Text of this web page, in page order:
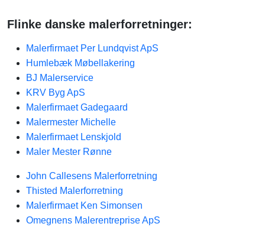
Flinke danske malerforretninger:
Malerfirmaet Per Lundqvist ApS
Humlebæk Møbellakering
BJ Malerservice
KRV Byg ApS
Malerfirmaet Gadegaard
Malermester Michelle
Malerfirmaet Lenskjold
Maler Mester Rønne
John Callesens Malerforretning
Thisted Malerforretning
Malerfirmaet Ken Simonsen
Omegnens Malerentreprise ApS